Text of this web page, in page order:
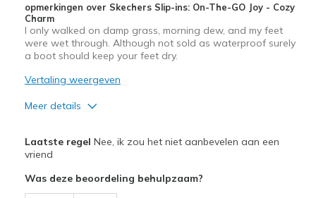
Going Out
Special Occasions
Width
View On Shoes
I'm Into Shoes
opmerkingen over Skechers Slip-ins: On-The-GO Joy - Cozy
Charm
I only walked on damp grass, morning dew, and my feet
were wet through. Although not sold as waterproof surely
a boot should keep your feet dry.
Vertaling weergeven
Meer details
Attractive Design
Comfortable
Laatste regel Nee, ik zou het niet aanbevelen aan een
vriend
Was deze beoordeling behulpzaam?